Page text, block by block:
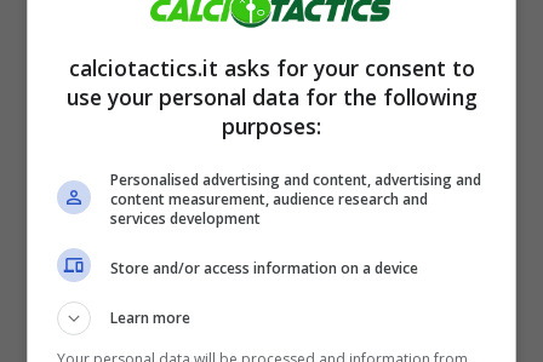
attività aziendali che l’Inter effettua. Ha
avviato la sua carriera lavorando per una
calciotactics.it asks for your consent to
use your personal data for the following
purposes:
Personalised advertising and content, advertising and
content measurement, audience research and
services development
Store and/or access information on a device
Learn more